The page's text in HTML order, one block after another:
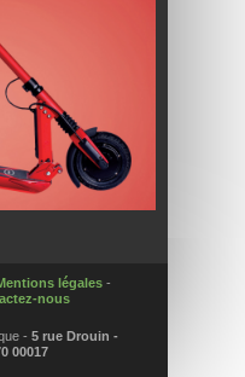
légales -
nous
- 5 rue Drouin -
00017